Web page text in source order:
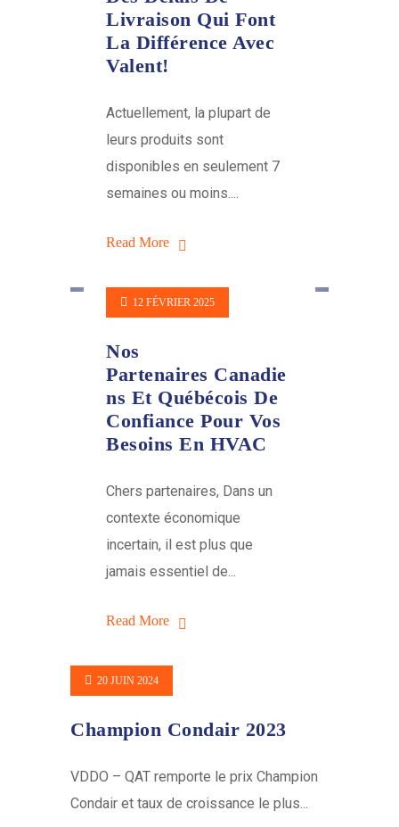
Livraison Qui Font
La Différence Avec
Valent!
Actuellement, la plupart de
leurs produits sont
disponibles en seulement 7
semaines ou moins....
Read More
12 FÉVRIER 2025
Nos
Partenaires Canadie
Ns Et Québécois De
Confiance Pour Vos
Besoins En HVAC
Chers partenaires, Dans un
contexte économique
incertain, il est plus que
jamais essentiel de...
Read More
20 JUIN 2024
Champion Condair 2023
VDDO – QAT remporte le prix Champion
Condair et taux de croissance le plus...